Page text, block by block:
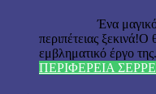
Ένα μαγικό
περιπέτειας
εμβληματικό έργο
ΠΕΡΙΦΕΡΕΙΑ